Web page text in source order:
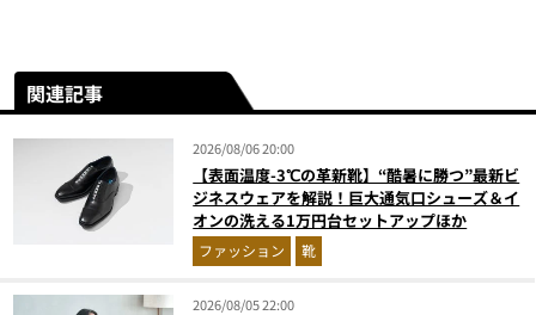
関連記事
2026/08/06 20:00
【表面温度-3℃の革新靴】“酷暑に勝つ”最新ビ
ジネスウェアを解説！巨大通気口シューズ＆イ
オンの洗える1万円台セットアップほか
ファッション 靴
2026/08/05 22:00